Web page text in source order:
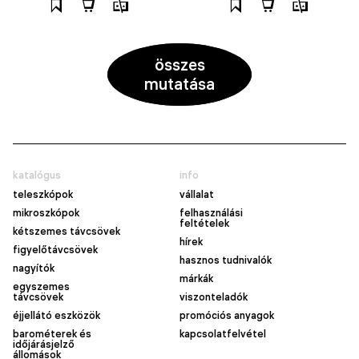
összes
mutatása
katalógus
teleszkópok
mikroszkópok
kétszemes távcsövek
figyelőtávcsövek
nagyítók
egyszemes
távcsövek
éjjellátó eszközök
barométerek és
időjárásjelző
állomások
info
vállalat
felhasználási
feltételek
hírek
hasznos tudnivalók
márkák
viszonteladók
promóciós anyagok
kapcsolatfelvétel